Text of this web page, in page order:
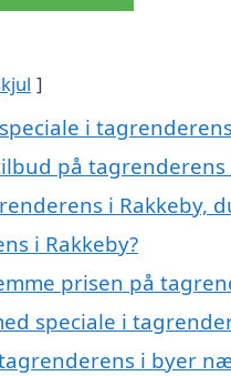
i
på tagrenderens
i Rakkeby,
i Rakkeby?
prisen på
speciale i
i byer